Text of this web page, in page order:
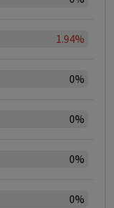
1.94%
0%
0%
0%
0%